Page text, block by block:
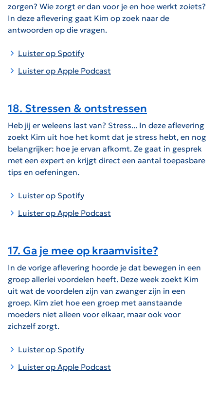
zorgen? Wie zorgt er dan voor je en hoe werkt zoiets?
In deze aflevering gaat Kim op zoek naar de
antwoorden op die vragen.
Luister op Spotify
Luister op Apple Podcast
18. Stressen & ontstressen
Heb jij er weleens last van? Stress... In deze aflevering
zoekt Kim uit hoe het komt dat je stress hebt, en nog
belangrijker: hoe je ervan afkomt. Ze gaat in gesprek
met een expert en krijgt direct een aantal toepasbare
tips en oefeningen.
Luister op Spotify
Luister op Apple Podcast
17. Ga je mee op kraamvisite?
In de vorige aflevering hoorde je dat bewegen in een
groep allerlei voordelen heeft. Deze week zoekt Kim
uit wat de voordelen zijn van zwanger zijn in een
groep. Kim ziet hoe een groep met aanstaande
moeders niet alleen voor elkaar, maar ook voor
zichzelf zorgt.
Luister op Spotify
Luister op Apple Podcast